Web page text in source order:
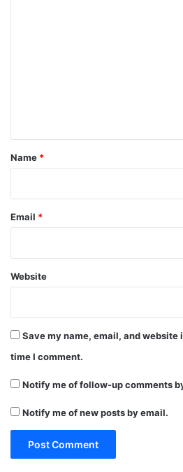
*
Name *
Email *
Website
Save my name, email, and website
time I comment.
Notify me of follow-up comments
Notify me of new posts by email.